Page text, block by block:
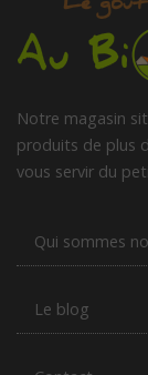
Notre magasin
produits de plus
vous servir du
Qui sommes
Le blog